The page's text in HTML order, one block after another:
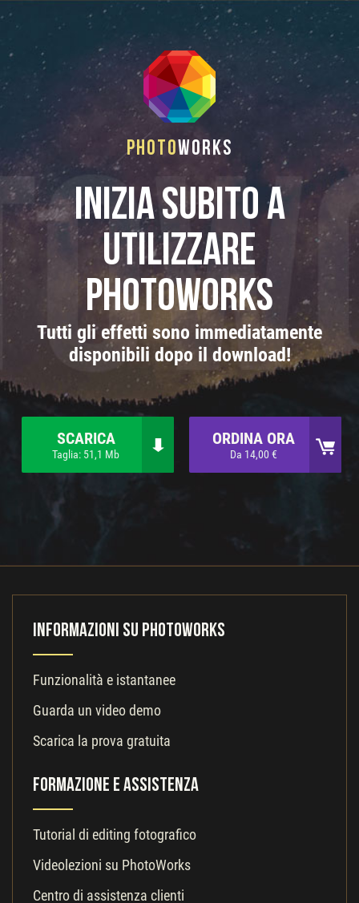
PhotoWorks
Inizia subito a
utilizzare
PhotoWorks
Tutti gli effetti sono immediatamente
disponibili dopo il download!
SCARICA
Taglia: 51,1 Mb
ORDINA ORA
Da 14,00 €
Informazioni su PhotoWorks
Funzionalità e istantanee
Guarda un video demo
Scarica la prova gratuita
Formazione e Assistenza
Tutorial di editing fotografico
Videolezioni su PhotoWorks
Centro di assistenza clienti